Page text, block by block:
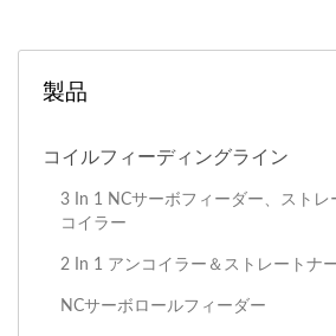
製品
コイルフィーディングライン
3 In 1 NCサーボフィーダー、ストレ
コイラー
2 In 1 アンコイラー＆ストレートナ
NCサーボロールフィーダー